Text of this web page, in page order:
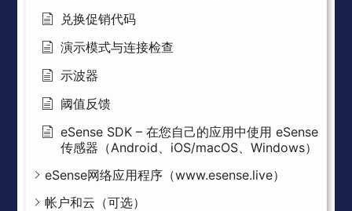
兑换促销代码
演示模式与连接检查
示波器
阈值反馈
eSense SDK – 在您自己的应用中使用 eSense
传感器（Android、iOS/macOS、Windows）
eSense网络应用程序（www.esense.live）
帐户和云（可选）